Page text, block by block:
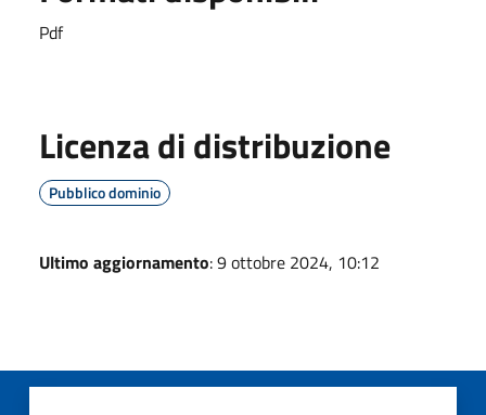
Pdf
Licenza di distribuzione
Pubblico dominio
Ultimo aggiornamento: 9 ottobre 2024, 10:12